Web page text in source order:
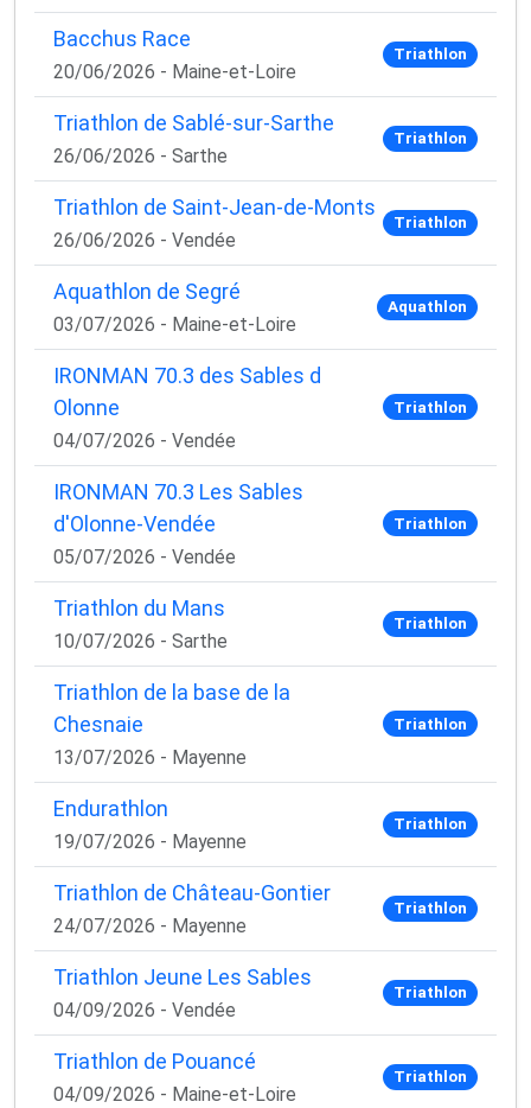
Bacchus Race
20/06/2026 - Maine-et-Loire
Triathlon
Triathlon de Sablé-sur-Sarthe
26/06/2026 - Sarthe
Triathlon
Triathlon de Saint-Jean-de-Monts
26/06/2026 - Vendée
Triathlon
Aquathlon de Segré
03/07/2026 - Maine-et-Loire
Aquathlon
IRONMAN 70.3 des Sables d
Olonne
04/07/2026 - Vendée
Triathlon
IRONMAN 70.3 Les Sables
d'Olonne-Vendée
05/07/2026 - Vendée
Triathlon
Triathlon du Mans
10/07/2026 - Sarthe
Triathlon
Triathlon de la base de la
Chesnaie
13/07/2026 - Mayenne
Triathlon
Endurathlon
19/07/2026 - Mayenne
Triathlon
Triathlon de Château-Gontier
24/07/2026 - Mayenne
Triathlon
Triathlon Jeune Les Sables
04/09/2026 - Vendée
Triathlon
Triathlon de Pouancé
04/09/2026 - Maine-et-Loire
Triathlon